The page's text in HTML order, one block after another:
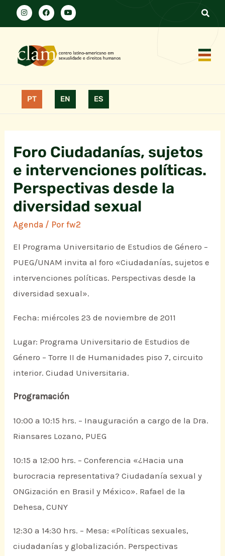
PT EN ES
Foro Ciudadanías, sujetos
e intervenciones políticas.
Perspectivas desde la
diversidad sexual
Agenda / Porfw2
El Programa Universitario de Estudios de Género –
PUEG/UNAM invita al foro «Ciudadanías, sujetos e
intervenciones políticas. Perspectivas desde la
diversidad sexual».
Fecha: miércoles 23 de noviembre de 2011
Lugar: Programa Universitario de Estudios de
Género – Torre II de Humanidades piso 7, circuito
interior. Ciudad Universitaria.
Programación
10:00 a 10:15 hrs. – Inauguración a cargo de la Dra.
Riansares Lozano, PUEG
10:15 a 12:00 hrs. – Conferencia «¿Hacia una
burocracia representativa? Ciudadanía sexual y
ONGización en Brasil y México». Rafael de la
Dehesa, CUNY
12:30 a 14:30 hrs. – Mesa: «Políticas sexuales,
ciudadanías y globalización. Perspectivas